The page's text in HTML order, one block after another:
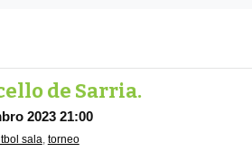
de Sarria.
2023 21:00
sala, torneo